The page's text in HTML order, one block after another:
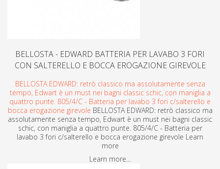
BELLOSTA - EDWARD BATTERIA PER LAVABO 3 FORI
CON SALTERELLO E BOCCA EROGAZIONE GIREVOLE
BELLOSTA EDWARD: retrò classico ma assolutamente senza
tempo, Edwart è un must nei bagni classic schic, con maniglia a
quattro punte. 805/4/C - Batteria per lavabo 3 fori c/salterello e
bocca erogazione girevole BELLOSTA EDWARD: retrò classico ma
assolutamente senza tempo, Edwart è un must nei bagni classic
schic, con maniglia a quattro punte. 805/4/C - Batteria per
lavabo 3 fori c/salterello e bocca erogazione girevole Learn
more
Learn more...